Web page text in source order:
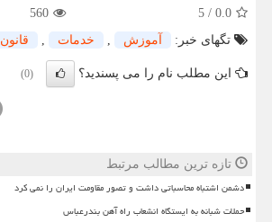
0.0
/
5
560
تگهای خبر:
آموزش , خدمات , قانون
این مطلب نام را می پسندید؟ (0)
تازه ترین مطالب مرتبط
دشمن اشتباه محاسباتی داشت و تصور مقاومت ایران را نمی کرد
حملات شبانه به ایستگاه انشعاب راه آهن بندرعباس